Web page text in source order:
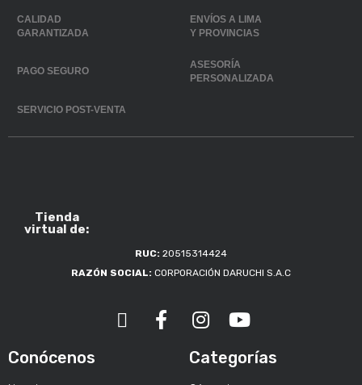
CALIDAD
GARANTIZADA
ENVÍOS A LIMA
Y PROVINCIAS
PAGO SEGURO
ASESORÍA
PERSONALIZADA
SERVICIO POST-VENTA
Tienda
virtual de:
RUC: 20515314424
RAZÓN SOCIAL: CORPORACIÓN DARUCHI S.A.C
Conócenos Categorías